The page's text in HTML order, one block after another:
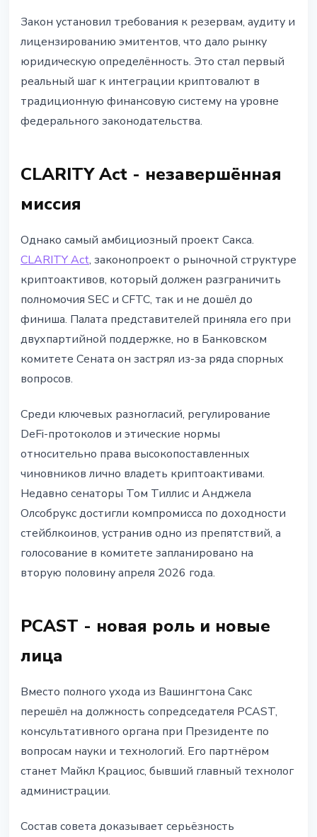
Закон установил требования к резервам, аудиту и
лицензированию эмитентов, что дало рынку
юридическую определённость. Это стал первый
реальный шаг к интеграции криптовалют в
традиционную финансовую систему на уровне
федерального законодательства.
CLARITY Act - незавершённая
миссия
Однако самый амбициозный проект Сакса.
CLARITY Act, законопроект о рыночной структуре
криптоактивов, который должен разграничить
полномочия SEC и CFTC, так и не дошёл до
финиша. Палата представителей приняла его при
двухпартийной поддержке, но в Банковском
комитете Сената он застрял из-за ряда спорных
вопросов.
Среди ключевых разногласий, регулирование
DeFi-протоколов и этические нормы
относительно права высокопоставленных
чиновников лично владеть криптоактивами.
Недавно сенаторы Том Тиллис и Анджела
Олсобрукс достигли компромисса по доходности
стейблкоинов, устранив одно из препятствий, а
голосование в комитете запланировано на
вторую половину апреля 2026 года.
PCAST - новая роль и новые
лица
Вместо полного ухода из Вашингтона Сакс
перешёл на должность сопредседателя PCAST,
консультативного органа при Президенте по
вопросам науки и технологий. Его партнёром
станет Майкл Крациос, бывший главный технолог
администрации.
Состав совета доказывает серьёзность